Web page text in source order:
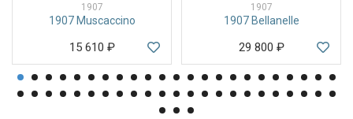
1907
1907 Muscaccino
15 610 ₽
1907
1907 Bellanelle
29 800 ₽